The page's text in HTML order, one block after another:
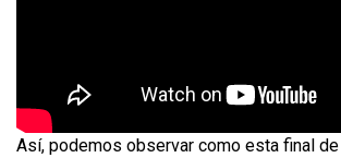
Así, podemos observar como esta final de